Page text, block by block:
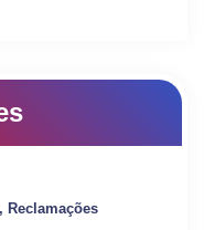
Reclamações